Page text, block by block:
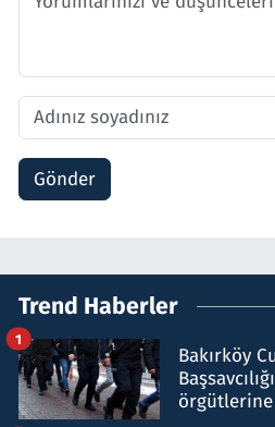
Gönder
Trend Haberler
Bakırköy
1